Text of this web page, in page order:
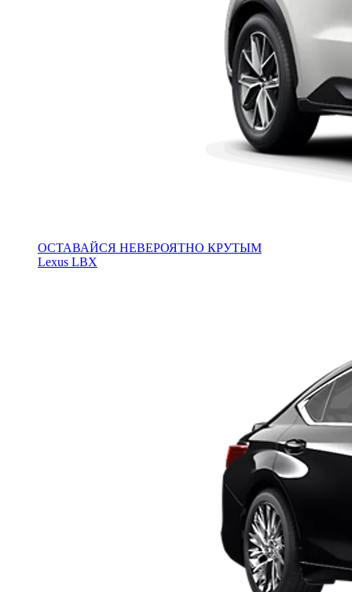
ОСТАВАЙСЯ НЕВЕРОЯТНО КРУТЫМ
Lexus LBX